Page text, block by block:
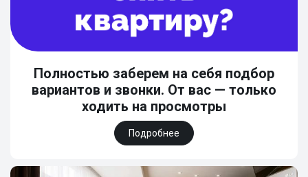
Полностью заберем на себя подбор
вариантов и звонки. От вас — только
ходить на просмотры
Подробнее